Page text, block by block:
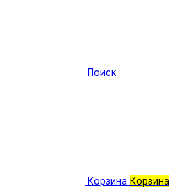
Поиск
Корзина Корзина